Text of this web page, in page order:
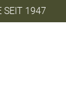
SEIT 1947